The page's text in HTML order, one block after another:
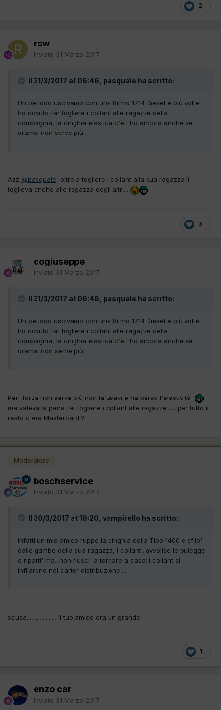
2
rsw
Inviato 31 Marzo 2017
Il 31/3/2017 at 06:46, pasquale ha scritto:
Un periodo uscivamo con una Ritmo 1714 Diesel e più volte
ho dovuto far togliere i collant alle ragazze della
compagnia, la cinghia elastica c'è l'ho ancora anche se
oramai non serve più.
Azz @pasquale oltre a togliere i collant alla sua ragazza li
toglieva anche alle ragazza degli altri...
3
cogiuseppe
Inviato 31 Marzo 2017
Il 31/3/2017 at 06:46, pasquale ha scritto:
Un periodo uscivamo con una Ritmo 1714 Diesel e più volte
ho dovuto far togliere i collant alle ragazze della
compagnia, la cinghia elastica c'è l'ho ancora anche se
oramai non serve più.
Per forza non serve più non la usavi e ha perso l'elasticità
ma valeva la pena far togliere i collant alle ragazze ......per tutto il
resto c'era Mastercard ?
Moderatore
boschservice
Inviato 31 Marzo 2017
Il 30/3/2017 at 19:20, vampirello ha scritto:
infatti un mio amico ruppe la cinghia della Tipo 1400 e sfilo'
dalle gambe della sua ragazza, i collant...avvollse le pulegge
e riparti' ma...non riusci' a tornare a casa: i collant si
infilarono nel carter distribuzione....
scusa.................... il tuo amico era un grande
1
enzo car
Inviato 31 Marzo 2017